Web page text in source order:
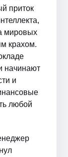
приток
мировых
крахом.
начинают
и
любой